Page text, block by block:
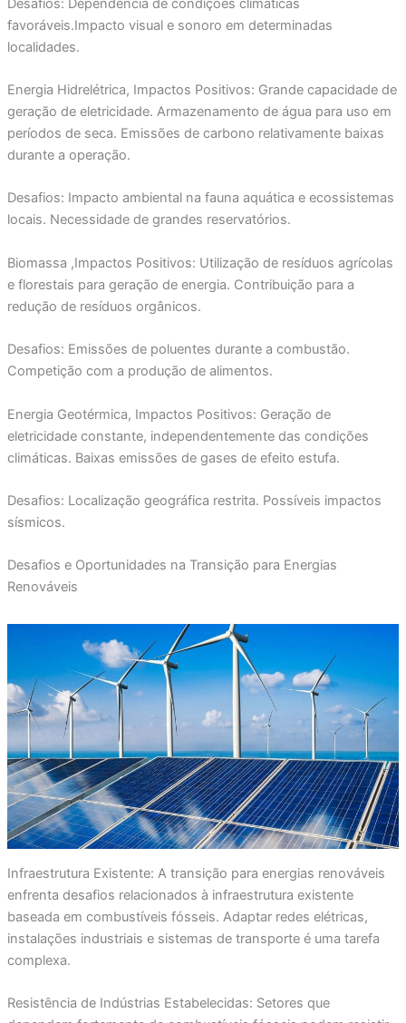
Desafios: Dependência de condições climáticas
favoráveis.Impacto visual e sonoro em determinadas
localidades.
Energia Hidrelétrica, Impactos Positivos: Grande capacidade de
geração de eletricidade. Armazenamento de água para uso em
períodos de seca. Emissões de carbono relativamente baixas
durante a operação.
Desafios: Impacto ambiental na fauna aquática e ecossistemas
locais. Necessidade de grandes reservatórios.
Biomassa ,Impactos Positivos: Utilização de resíduos agrícolas
e florestais para geração de energia. Contribuição para a
redução de resíduos orgânicos.
Desafios: Emissões de poluentes durante a combustão.
Competição com a produção de alimentos.
Energia Geotérmica, Impactos Positivos: Geração de
eletricidade constante, independentemente das condições
climáticas. Baixas emissões de gases de efeito estufa.
Desafios: Localização geográfica restrita. Possíveis impactos
sísmicos.
Desafios e Oportunidades na Transição para Energias
Renováveis
Infraestrutura Existente: A transição para energias renováveis
enfrenta desafios relacionados à infraestrutura existente
baseada em combustíveis fósseis. Adaptar redes elétricas,
instalações industriais e sistemas de transporte é uma tarefa
complexa.
Resistência de Indústrias Estabelecidas: Setores que